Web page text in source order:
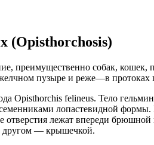
(Opisthorchosis)
преимущественно собак, кошек,
пузыре и реже—в протоках
Opisthorchis felineus. Тело
лопастевидной
отверстия лежат впереди
другом — крышечкой.